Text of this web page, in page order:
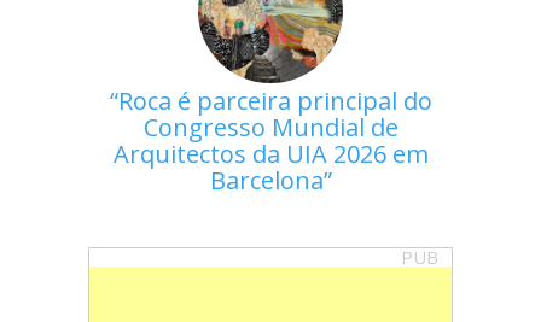
Roca é parceira principal do
Congresso Mundial de
Arquitectos da UIA 2026 em
Barcelona
PUB